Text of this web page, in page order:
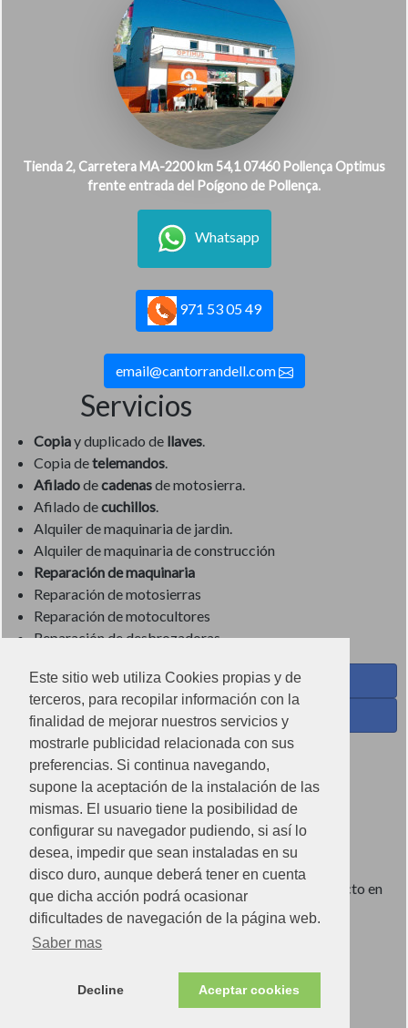
Este sitio web utiliza Cookies propias y de
terceros, para recopilar información con la
finalidad de mejorar nuestros servicios y
mostrarle publicidad relacionada con sus
preferencias. Si continua navegando,
supone la aceptación de la instalación de las
mismas. El usuario tiene la posibilidad de
configurar su navegador pudiendo, si así lo
desea, impedir que sean instaladas en su
disco duro, aunque deberá tener en cuenta
que dicha acción podrá ocasionar
dificultades de navegación de la página web.
Saber mas
Decline Aceptar cookies
Tienda 2, Carretera MA-2200 km 54,1 07460 Pollença Optimus
frente entrada del Poígono de Pollença.
Whatsapp
971 53 05 49
email@cantorrandell.com
Servicios
Copiay duplicado de llaves.
Copia detelemandos.
Afiladodecadenasde motosierra.
Afilado decuchillos.
Alquiler de maquinaria de jardin.
Alquiler de maquinaria de construcción
Reparación de maquinaria
Reparación de motosierras
Reparación de motocultores
Reparación de desbrozadoras
Coses de Cuina - Menaje y hogar en Facebook
Ferreteria Torrandell en Facebook
Coses de Cuina en Instagram
Condiciones de uso
Poítica de redes sociales
Política de cookies
Imágenes no contractuales, pueden diferir de producto en
tienda.
Store v.2.0